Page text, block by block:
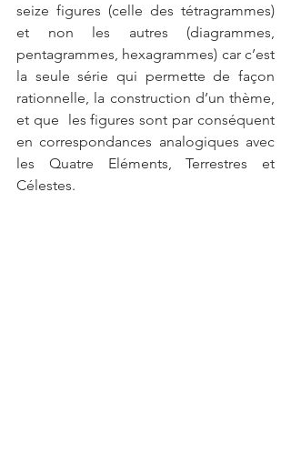
seize figures (celle des tétragrammes)
et non les autres (diagrammes,
pentagrammes, hexagrammes) car c’est
la seule série qui permette de façon
rationnelle, la construction d’un thème,
et que  les figures sont par conséquent
en correspondances analogiques avec
les Quatre Eléments, Terrestres et
Célestes.